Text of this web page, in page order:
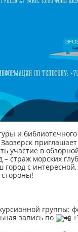
и библиотечного
участие в
– страж морских
город с
группы:
запись по